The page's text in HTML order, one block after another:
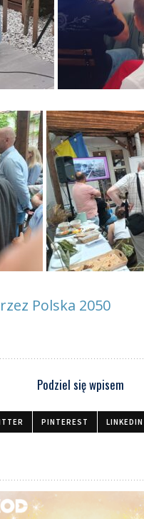
Polska 2050
Podziel się wpisem
PINTEREST LINKEDIN